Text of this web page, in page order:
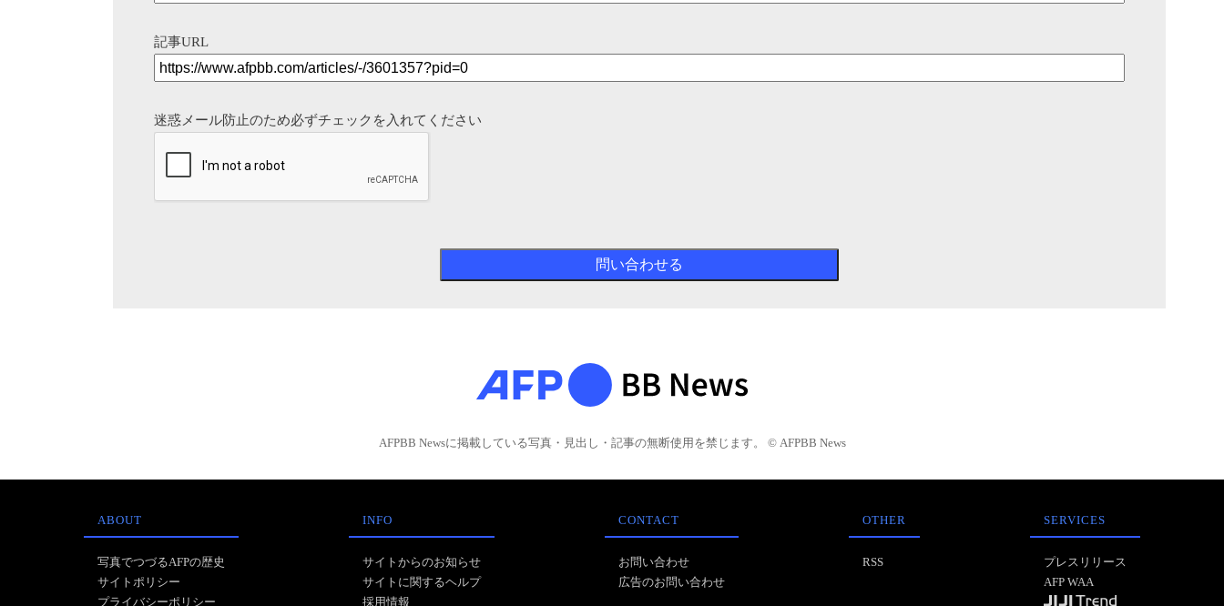
記事URL
迷惑メール防止のため必ずチェックを入れてください
AFPBB Newsに掲載している写真・見出し・記事の無断使用を禁じます。 © AFPBB News
ABOUT
写真でつづるAFPの歴史
サイトポリシー
プライバシーポリシー
INFO
サイトからのお知らせ
サイトに関するヘルプ
採用情報
CONTACT
お問い合わせ
広告のお問い合わせ
OTHER
RSS
SERVICES
プレスリリース
AFP WAA